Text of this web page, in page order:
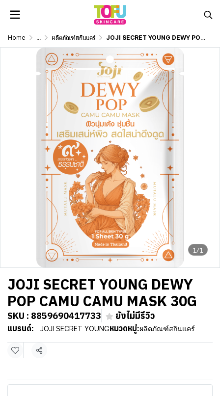
Home ... ผลิตภัณฑ์สกินแคร์ JOJI SECRET YOUNG DEWY POP CAMU CAMU MASK 30G
1/1
JOJI SECRET YOUNG DEWY
POP CAMU CAMU MASK 30G
SKU : 8859690417733 ยังไม่มีรีวิว
แบรนด์: JOJI SECRET YOUNGหมวดหมู่:ผลิตภัณฑ์สกินแคร์
แชร์